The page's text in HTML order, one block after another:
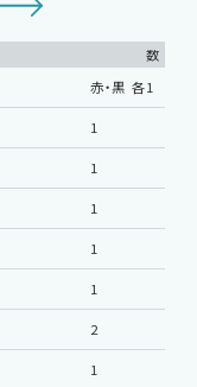
ム
ター
数 量
赤・黒 各1
1
1
1
1
1
2
1